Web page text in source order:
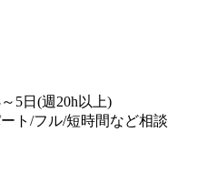
5日(週20h以上)
ト/フル/短時間など相談